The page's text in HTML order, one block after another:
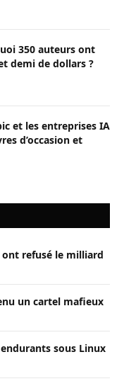
350 auteurs ont
demi de dollars ?
et les entreprises IA
d’occasion et
refusé le milliard
un cartel mafieux
sous Linux